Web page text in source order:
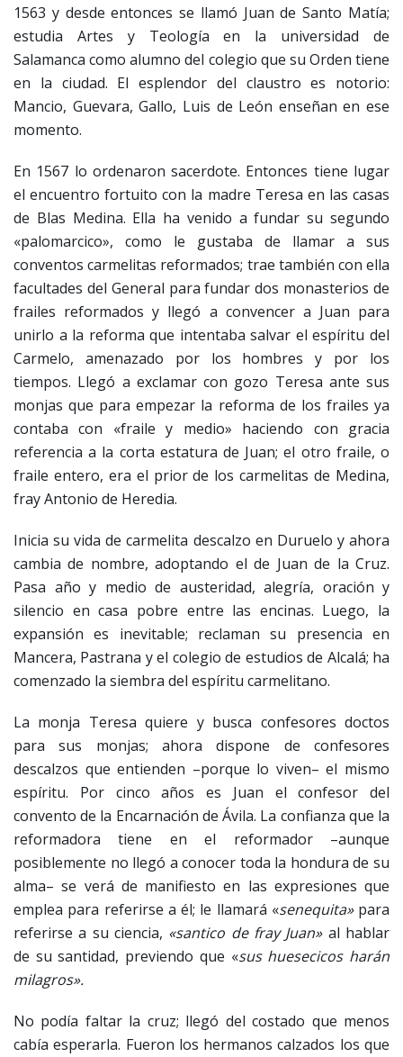
1563 y desde entonces se llamó Juan de Santo Matía;
estudia Artes y Teología en la universidad de
Salamanca como alumno del colegio que su Orden tiene
en la ciudad. El esplendor del claustro es notorio:
Mancio, Guevara, Gallo, Luis de León enseñan en ese
momento.
En 1567 lo ordenaron sacerdote. Entonces tiene lugar
el encuentro fortuito con la madre Teresa en las casas
de Blas Medina. Ella ha venido a fundar su segundo
«palomarcico», como le gustaba de llamar a sus
conventos carmelitas reformados; trae también con ella
facultades del General para fundar dos monasterios de
frailes reformados y llegó a convencer a Juan para
unirlo a la reforma que intentaba salvar el espíritu del
Carmelo, amenazado por los hombres y por los
tiempos. Llegó a exclamar con gozo Teresa ante sus
monjas que para empezar la reforma de los frailes ya
contaba con «fraile y medio» haciendo con gracia
referencia a la corta estatura de Juan; el otro fraile, o
fraile entero, era el prior de los carmelitas de Medina,
fray Antonio de Heredia.
Inicia su vida de carmelita descalzo en Duruelo y ahora
cambia de nombre, adoptando el de Juan de la Cruz.
Pasa año y medio de austeridad, alegría, oración y
silencio en casa pobre entre las encinas. Luego, la
expansión es inevitable; reclaman su presencia en
Mancera, Pastrana y el colegio de estudios de Alcalá; ha
comenzado la siembra del espíritu carmelitano.
La monja Teresa quiere y busca confesores doctos
para sus monjas; ahora dispone de confesores
descalzos que entienden –porque lo viven– el mismo
espíritu. Por cinco años es Juan el confesor del
convento de la Encarnación de Ávila. La confianza que la
reformadora tiene en el reformador –aunque
posiblemente no llegó a conocer toda la hondura de su
alma– se verá de manifiesto en las expresiones que
emplea para referirse a él; le llamará «senequita»para
referirse a su ciencia, «santico de fray Juan»al hablar
de su santidad, previendo que «sus huesecicos harán
milagros».
No podía faltar la cruz; llegó del costado que menos
cabía esperarla. Fueron los hermanos calzados los que